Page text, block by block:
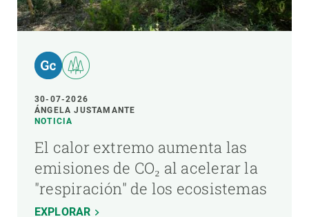
30-07-2026
ÁNGELA JUSTAMANTE
NOTICIA
El calor extremo aumenta las
emisiones de CO₂ al acelerar la
"respiración" de los ecosistemas
EXPLORAR